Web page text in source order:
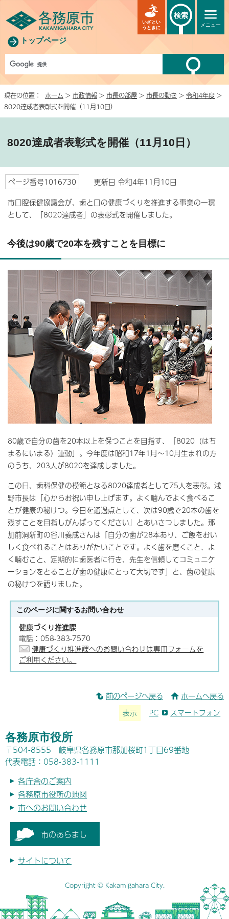
トップページ
メニュー
いざとい
うときに
検索
現在の位置： ホーム > 市政情報 > 市長の部屋 > 市長の動き > 令和4年度 >
8020達成者表彰式を開催（11月10日）
8020達成者表彰式を開催（11月10日）
ページ番号1016730
更新日 令和4年11月10日
市口腔保健協議会が、歯と口の健康づくりを推進する事業の一環
として、「8020達成者」の表彰式を開催しました。
今後は90歳で20本を残すことを目標に
80歳で自分の歯を20本以上を保つことを目指す、「8020（はち
まるにいまる）運動」。今年度は昭和17年1月～10月生まれの方
のうち、203人が8020を達成しました。
この日、歯科保健の模範となる8020達成者として75人を表彰。浅
野市長は「心からお祝い申し上げます。よく噛んでよく食べるこ
とが健康の秘けつ。今日を通過点として、次は90歳で20本の歯を
残すことを目指しがんばってください」とあいさつしました。那
加前洞新町の谷川義成さんは「自分の歯が28本あり、ご飯をおい
しく食べれることはありがたいことです。よく歯を磨くこと、よ
く噛むこと、定期的に歯医者に行き、先生を信頼してコミュニケ
ーションをとることが歯の健康にとって大切です」と、歯の健康
の秘けつを語りました。
このページに関するお問い合わせ
健康づくり推進課
電話：058-383-7570
健康づくり推進課へのお問い合わせは専用フォームを
ご利用ください。
前のページへ戻る ホームへ戻る
表示 PC スマートフォン
各務原市役所
〒504-8555 岐阜県各務原市那加桜町1丁目69番地
代表電話：058-383-1111
各庁舎のご案内
各務原市役所の地図
市へのお問い合わせ
市のあらまし
サイトについて
Copyright © Kakamigahara City.